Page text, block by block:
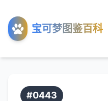
宝可梦图鉴百科
工具
关于
#0443